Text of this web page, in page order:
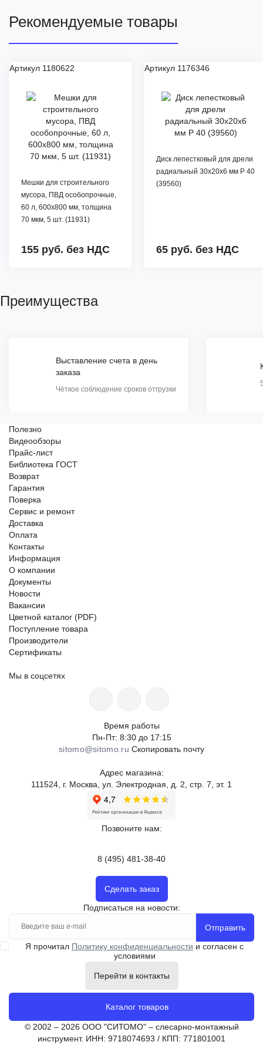
Рекомендуемые товары
Артикул 1180622
Мешки для строительного
мусора, ПВД особопрочные,
60 л, 600х800 мм, толщина
70 мкм, 5 шт. (11931)
155 руб. без НДС
Артикул 1176346
Диск лепестковый для дрели
радиальный 30х20х6 мм Р 40
(39560)
65 руб. без НДС
Преимущества
Выставление счета в день
заказа
Чёткое соблюдение сроков отгрузки
Полезно
Видеообзоры
Прайс-лист
Библиотека ГОСТ
Возврат
Гарантия
Поверка
Сервис и ремонт
Доставка
Оплата
Контакты
Информация
О компании
Документы
Новости
Вакансии
Цветной каталог (PDF)
Поступление товара
Производители
Сертификаты
Мы в соцсетях
Время работы
Пн-Пт: 8:30 до 17:15
sitomo@sitomo.ru Скопировать почту
Адрес магазина:
111524, г. Москва, ул. Электродная, д. 2, стр. 7, эт. 1
Позвоните нам:
8 (495) 481-38-40
Сделать заказ
Подписаться на новости:
Отправить
Я прочитал Политику конфиденциальности и согласен с
условиями
Перейти в контакты
Каталог товаров
© 2002 – 2026 ООО "СИТОМО" – слесарно-монтажный
инструмент. ИНН: 9718074693 / КПП: 771801001